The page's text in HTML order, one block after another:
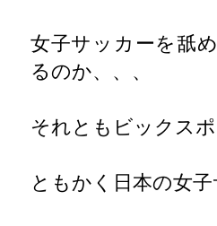
女子サッカーを舐
るのか、、、
それともビックス
ともかく日本の女